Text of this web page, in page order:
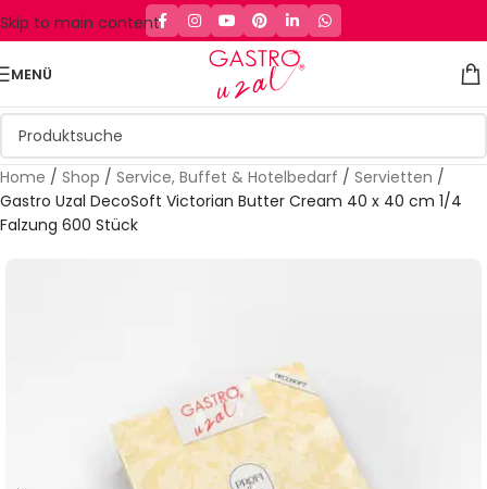
Skip to main content
MENÜ
Home / Shop / Service, Buffet & Hotelbedarf / Servietten /
Gastro Uzal DecoSoft Victorian Butter Cream 40 x 40 cm 1/4
Falzung 600 Stück